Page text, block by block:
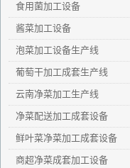
食用菌加工设备
酱菜加工设备
泡菜加工设备生产线
葡萄干加工成套生产线
云南净菜加工生产线
净菜配送加工成套设备
鲜叶菜净菜加工成套设备
商超净菜成套加工设备